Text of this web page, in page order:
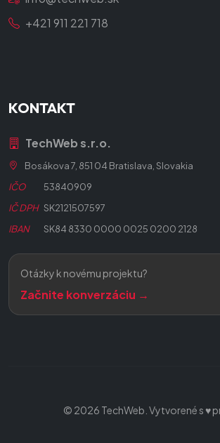
+421 911 221 718
KONTAKT
TechWeb s.r.o.
Bosákova 7, 851 04 Bratislava, Slovakia
IČO
53840909
IČ DPH SK2121507597
IBAN
SK84 8330 0000 0025 0200 2128
Otázky k novému projektu?
Začnite konverzáciu →
© 2026 TechWeb. Vytvorené s ♥